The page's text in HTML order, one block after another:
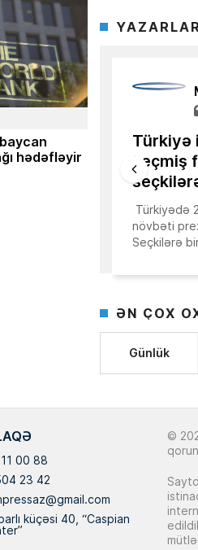
hədəfləyir
Ekspert:
Türkiyə
16 İyun
AQP:
bazarında
zəifləyib
10 İyun
dəstəyinin
artırır?
09 İyun
AQP may ayı
03 İyun 2026
Dünya Bankı:
qoşulmağı
16:59
ya 20
səbəb… –
Türkiyə
keçmiş
Türkiyədə
növbəti
Seçkilərə
indidən
ƏN ÇOX
Günlük
00 88
23 42
küçəsi 40, “Caspian
©